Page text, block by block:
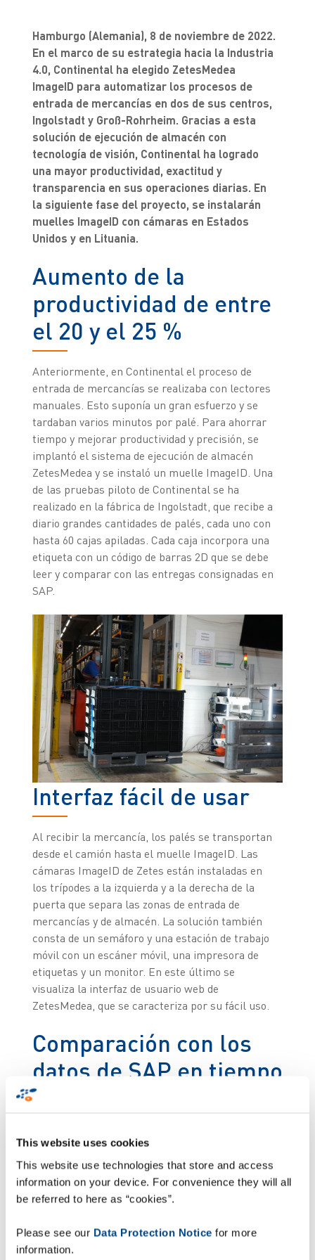
This website uses cookies
This website use technologies that store and access
information on your device. For convenience they will all
be referred to here as “cookies”.
Please see our Data Protection Notice for more
information.
Hamburgo (Alemania), 8 de noviembre de 2022.
En el marco de su estrategia hacia la Industria
4.0, Continental ha elegido ZetesMedea
ImageID para automatizar los procesos de
entrada de mercancías en dos de sus centros,
Ingolstadt y Groß-Rohrheim. Gracias a esta
solución de ejecución de almacén con
tecnología de visión, Continental ha logrado
una mayor productividad, exactitud y
transparencia en sus operaciones diarias. En
la siguiente fase del proyecto, se instalarán
muelles ImageID con cámaras en Estados
Unidos y en Lituania.
Aumento de la
productividad de entre
el 20 y el 25 %
Anteriormente, en Continental el proceso de
entrada de mercancías se realizaba con lectores
manuales. Esto suponía un gran esfuerzo y se
tardaban varios minutos por palé. Para ahorrar
tiempo y mejorar productividad y precisión, se
implantó el sistema de ejecución de almacén
ZetesMedea y se instaló un muelle ImageID. Una
de las pruebas piloto de Continental se ha
realizado en la fábrica de Ingolstadt, que recibe a
diario grandes cantidades de palés, cada uno con
hasta 60 cajas apiladas. Cada caja incorpora una
etiqueta con un código de barras 2D que se debe
leer y comparar con las entregas consignadas en
SAP.
Interfaz fácil de usar
Al recibir la mercancía, los palés se transportan
desde el camión hasta el muelle ImageID. Las
cámaras ImageID de Zetes están instaladas en
los trípodes a la izquierda y a la derecha de la
puerta que separa las zonas de entrada de
mercancías y de almacén. La solución también
consta de un semáforo y una estación de trabajo
móvil con un escáner móvil, una impresora de
etiquetas y un monitor. En este último se
visualiza la interfaz de usuario web de
ZetesMedea, que se caracteriza por su fácil uso.
Comparación con los
datos de SAP en tiempo
real
El proceso de lectura, que sólo dura unos
carretilla deposita el palé entre las dos cámaras.
Durante el proceso de lectura, ZetesMedea no
sólo lee los datos de las etiquetas, sino que los
consignadas en SAP. Si todo es correcto, el
semáforo se enciende en verde y Zetes ImageID